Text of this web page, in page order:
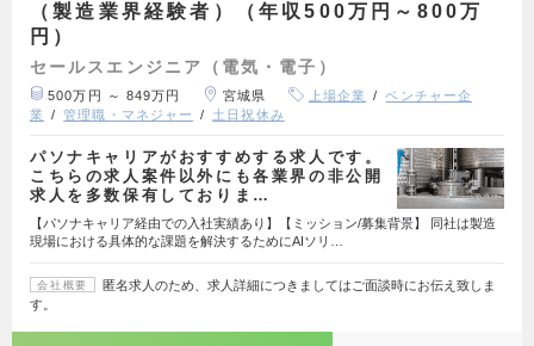
（製造業界経験者）（年収500万円～800万
円）
セールスエンジニア（電気・電子）
500万円 ～ 849万円 宮城県 上場企業
ベンチャー企
業
管理職・マネジャー 土日祝休み
パソナキャリアがおすすめする求人です。
こちらの求人案件以外にも各業界の非公開
求人を多数保有しておりま…
【パソナキャリア経由での入社実績あり】【ミッション/募集背景】 同社は製造
現場における具体的な課題を解決するためにAIソリ…
会社概要
匿名求人のため、求人詳細につきましてはご面談時にお伝え致しま
す。